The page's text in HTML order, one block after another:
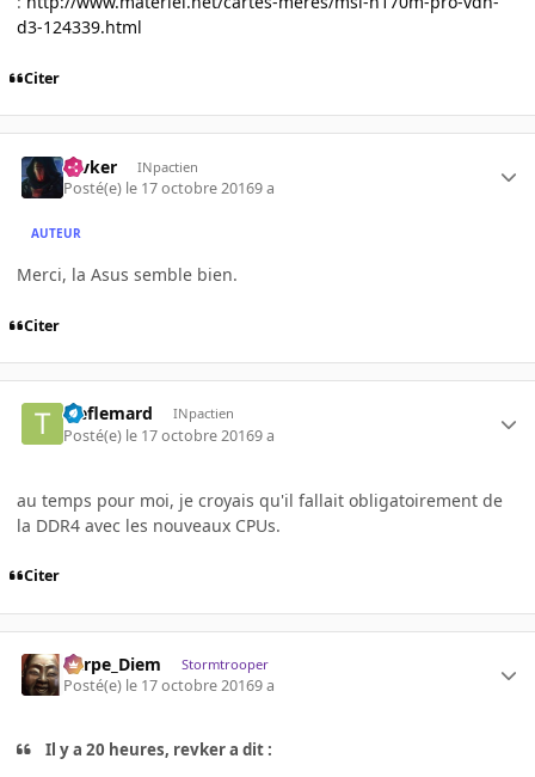
d3-124339.html
Citer
revker INpactien
Posté(e) le 17 octobre 20169 a
AUTEUR
Merci, la Asus semble bien.
Citer
treflemard INpactien
Posté(e) le 17 octobre 20169 a
au temps pour moi, je croyais qu'il fallait obligatoirement de
la DDR4 avec les nouveaux CPUs.
Citer
Carpe_Diem Stormtrooper
Posté(e) le 17 octobre 20169 a
Il y a 20 heures, revker a dit :